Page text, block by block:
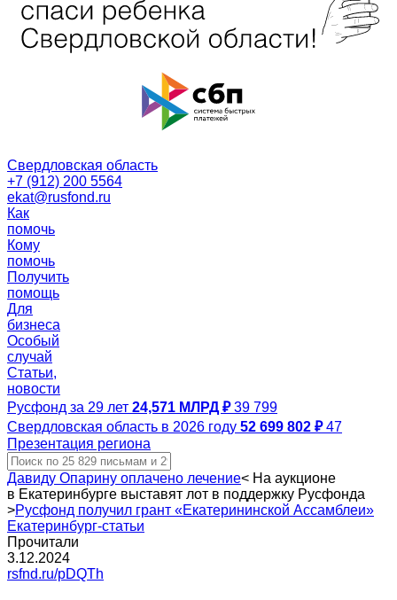
Свердловская область
+7 (912) 200 5564
ekat@rusfond.ru
Как
помочь
Кому
помочь
Получить
помощь
Для
бизнеса
Особый
случай
Статьи,
новости
Русфонд за 29 лет 24,571 МЛРД ₽ 39 799
Свердловская область в 2026 году 52 699 802 ₽ 47
Презентация региона
Давиду Опарину оплачено лечение< На аукционе
в Екатеринбурге выставят лот в поддержку Русфонда
>Русфонд получил грант «Екатерининской Ассамблеи»
Екатеринбург-статьи
Прочитали
3.12.2024
rsfnd.ru/pDQTh